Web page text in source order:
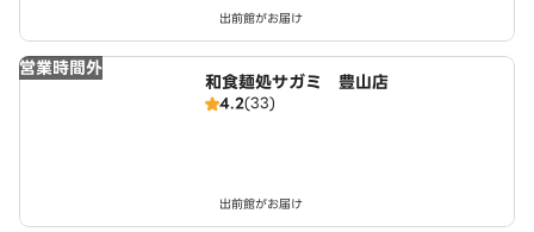
出前館がお届け
営業時間外
和食麺処サガミ 豊山店
4.2(33)
出前館がお届け